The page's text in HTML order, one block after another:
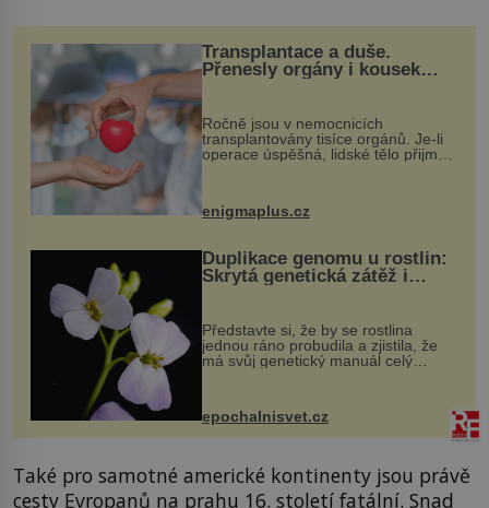
Transplantace a duše.
Přenesly orgány i kousek
Ročně jsou v nemocnicích
transplantovány tisíce orgánů. Je-li
operace úspěšná, lidské tělo přijme
enigmaplus.cz
Duplikace genomu u rostlin:
Skrytá genetická zátěž i
Představte si, že by se rostlina
jednou ráno probudila a zjistila, že
má svůj genetický manuál celý
vstupenka...
epochalnisvet.cz
Také pro samotné americké kontinenty jsou právě
cesty Evropanů na prahu 16. století fatální. Snad